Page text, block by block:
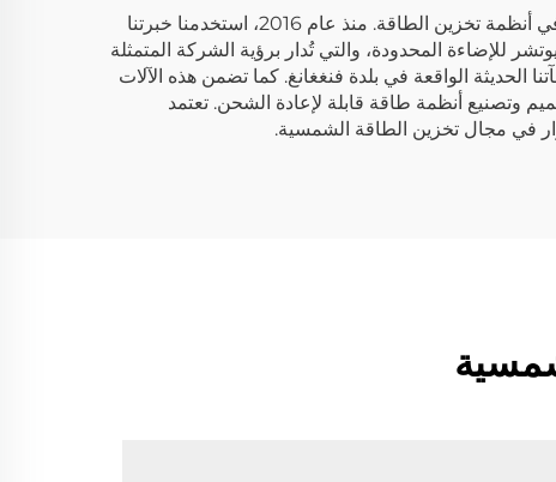
شركة شنتشن جولدن فيوتشر إنيرجي المحدودة، التي تركز على تصميم وتصنيع محطات الطاقة وحزم البطاريات، متخصصة في أنظمة تخزين الطاقة. منذ عام 2016، استخدمنا خبرتنا
للإضاءة المحدودة، والتي تُدار برؤية الشركة المتمثلة
ومُصقَلة في منشآتنا الحديثة الواقعة في بلدة فنغغانغ. كما تضمن هذه الآلات
وتصنيع أنظمة طاقة قابلة لإعادة الشحن. تعتمد
في مجال تخزين الطاقة الشمسية.